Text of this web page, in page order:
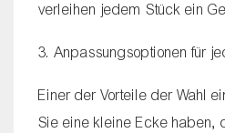
verleihen jedem Stück ein
3. Anpassungsoptionen für
Einer der Vorteile der Wahl
Sie eine kleine Ecke haben,